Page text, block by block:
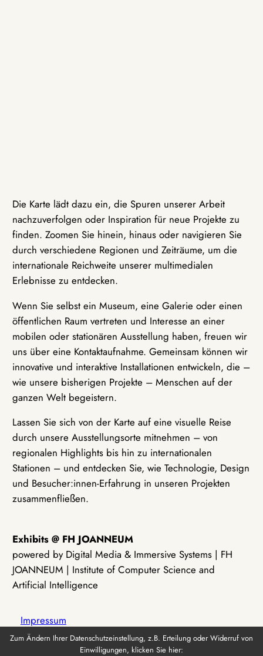
Die Karte lädt dazu ein, die Spuren unserer Arbeit
nachzuverfolgen oder Inspiration für neue Projekte zu
finden. Zoomen Sie hinein, hinaus oder navigieren Sie
durch verschiedene Regionen und Zeiträume, um die
internationale Reichweite unserer multimedialen
Erlebnisse zu entdecken.
Wenn Sie selbst ein Museum, eine Galerie oder einen
öffentlichen Raum vertreten und Interesse an einer
mobilen oder stationären Ausstellung haben, freuen wir
uns über eine Kontaktaufnahme. Gemeinsam können wir
innovative und interaktive Installationen entwickeln, die –
wie unsere bisherigen Projekte – Menschen auf der
ganzen Welt begeistern.
Lassen Sie sich von der Karte auf eine visuelle Reise
durch unsere Ausstellungsorte mitnehmen – von
regionalen Highlights bis hin zu internationalen
Stationen – und entdecken Sie, wie Technologie, Design
und Besucher:innen-Erfahrung in unseren Projekten
zusammenfließen.
Exhibits @ FH JOANNEUM
powered by Digital Media & Immersive Systems | FH
JOANNEUM | Institute of Computer Science and
Artificial Intelligence
Impressum
Zum Ändern Ihrer Datenschutzeinstellung, z.B. Erteilung oder Widerruf von
Einwilligungen, klicken Sie hier: